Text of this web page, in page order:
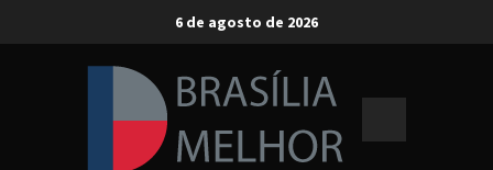
6 de agosto de 2026